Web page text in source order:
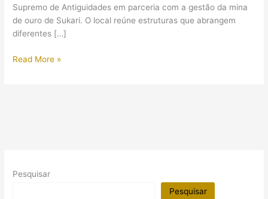
Supremo de Antiguidades em parceria com a gestão da mina
de ouro de Sukari. O local reúne estruturas que abrangem
diferentes […]
Arqueólogos
processamento
Read More »
Pesquisar
Pesquisar